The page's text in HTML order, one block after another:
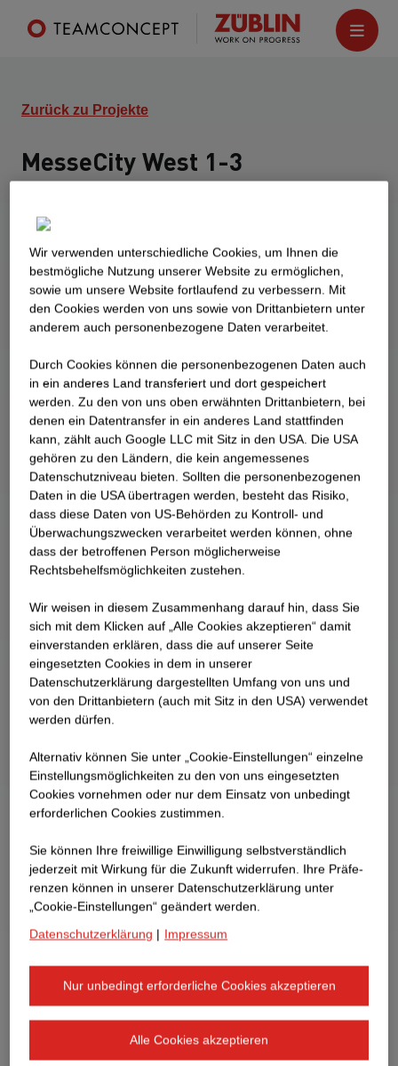
Zurück zu Projekte
MesseCity West 1-3
Dieses architektonisch anspruchsvolle Projekt
umfasst insgesamt rund 135.000 m² BGF für
Büroflächen, Hotels, Gastronomie und
Entertainment. Funktionaler Kern ist der
'Messebalkon' zwischen den Baufeldern, der das
Messeeingang-Süd bildet. Die großzügige
öffentliche Platzfläche mit Blick zum Dom ist
zugleich das Herz des neuen Quartiers. Der
Baustart, der die Gebäude West 1 bis 3 umfasst,
ist erfolgt. Die Büroflächen der drei Gebäude sind
an die Zürich-Versicherung vermietet.
Wir verwenden unterschiedliche Cookies, um Ihnen die
best­mögliche Nutzung unserer Website zu ermöglichen,
sowie um unsere Website fortlaufend zu verbessern. Mit
den Cookies werden von uns sowie von Drittanbietern unter
anderem auch personenbezogene Daten verarbeitet.
Durch Cookies können die personenbezogenen Daten auch
in ein anderes Land transferiert und dort gespeichert
werden. Zu den von uns oben erwähnten Drittanbietern, bei
denen ein Datentransfer in ein anderes Land stattfinden
kann, zählt auch Google LLC mit Sitz in den USA. Die USA
gehören zu den Ländern, die kein angemessenes
Datenschutzniveau bieten. Sollten die personenbezogenen
Daten in die USA übertragen werden, besteht das Risiko,
dass diese Daten von US-Behörden zu Kontroll- und
Überwachungszwecken verarbeitet werden können, ohne
dass der betroffenen Person möglicherweise
Rechtsbehelfsmöglichkeiten zustehen.
Wir weisen in diesem Zusammenhang darauf hin, dass Sie
sich mit dem Klicken auf „Alle Cookies akzeptieren“ damit
ein­ver­standen erklären, dass die auf unserer Seite
eingesetzten Cookies in dem in unserer
Datenschutzerklärung dargestellten Umfang von uns und
von den Drittanbietern (auch mit Sitz in den USA) verwendet
werden dürfen.
Alternativ können Sie unter „Cookie-Einstellungen“ einzelne
Einstellungsmöglichkeiten zu den von uns eingesetzten
Cookies vornehmen oder nur dem Einsatz von unbedingt
erforderlichen Cookies zustimmen.
Sie können Ihre freiwillige Einwilligung selbstverständlich
jederzeit mit Wirkung für die Zukunft widerrufen. Ihre Prä­fe­
renzen können in unserer Datenschutzerklärung unter
„Cookie-Einstellungen“ geändert werden.
Datenschutzerklärung | Impressum
Nur unbedingt erforderliche Cookies akzeptieren
Alle Cookies akzeptieren